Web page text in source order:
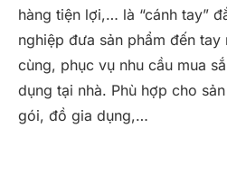
hàng tiện lợi,… là “cánh tay”
nghiệp đưa sản phẩm đến
cùng, phục vụ nhu cầu mua
dụng tại nhà. Phù hợp cho
gói, đồ gia dụng,…